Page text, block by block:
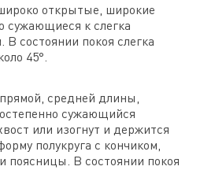
открытые, широкие
сужающиеся к слегка
состоянии покоя слегка
45°.
средней длины,
сужающийся
или изогнут и держится
полукруга с кончиком,
поясницы. В состоянии покоя